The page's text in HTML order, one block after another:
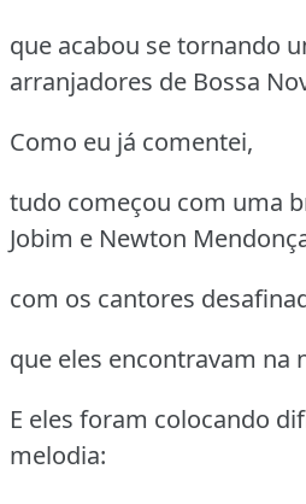
que acabou se tornando
arranjadores de Bossa
Como eu já comentei,
tudo começou com uma
Jobim e Newton
com os cantores
que eles encontravam na
E eles foram colocando
melodia: